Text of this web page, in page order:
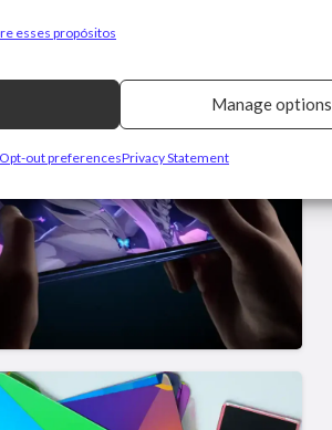
esses propósitos
Manage options
Opt-out preferencesPrivacy Statement